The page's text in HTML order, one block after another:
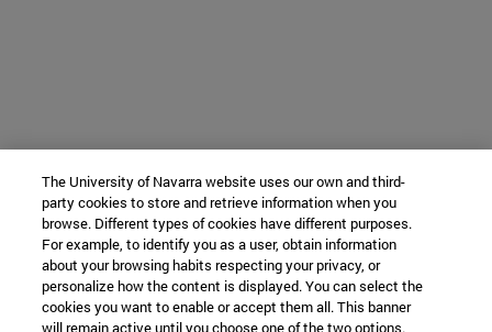
The University of Navarra website uses our own and third-
party cookies to store and retrieve information when you
browse. Different types of cookies have different purposes.
For example, to identify you as a user, obtain information
about your browsing habits respecting your privacy, or
personalize how the content is displayed. You can select the
cookies you want to enable or accept them all. This banner
will remain active until you choose one of the two options.